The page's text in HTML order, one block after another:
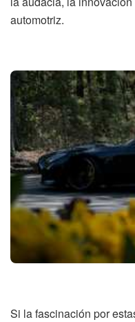
automotriz.
Si la fascinación por